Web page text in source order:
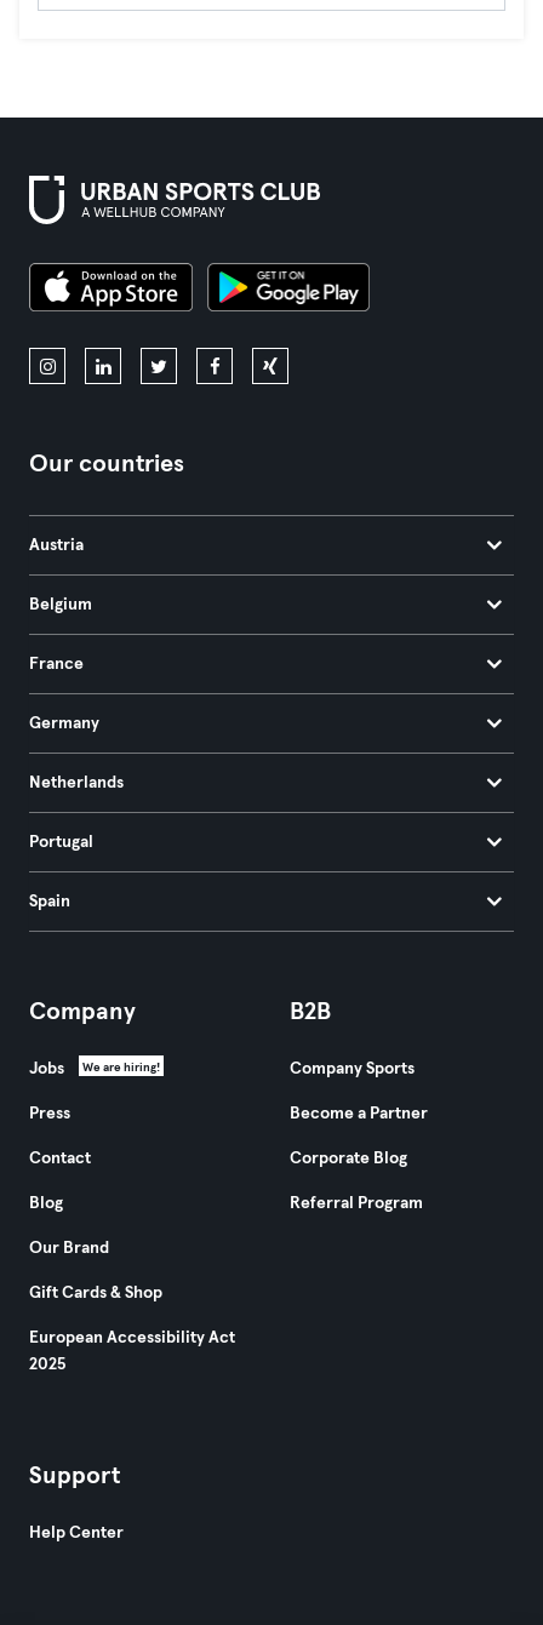
Our countries
Austria
Belgium
France
Germany
Netherlands
Portugal
Spain
Company
Jobs We are hiring!
Press
Contact
Blog
Our Brand
Gift Cards & Shop
European Accessibility Act
2025
B2B
Company Sports
Become a Partner
Corporate Blog
Referral Program
Support
Help Center